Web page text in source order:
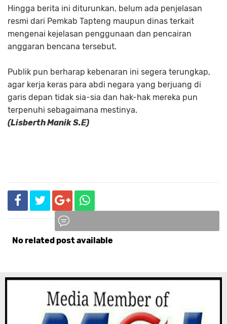
Hingga berita ini diturunkan, belum ada penjelasan
resmi dari Pemkab Tapteng maupun dinas terkait
mengenai kejelasan penggunaan dan pencairan
anggaran bencana tersebut.
Publik pun berharap kebenaran ini segera terungkap,
agar kerja keras para abdi negara yang berjuang di
garis depan tidak sia-sia dan hak-hak mereka pun
terpenuhi sebagaimana mestinya.
(Lisberth Manik S.E)
No related post available